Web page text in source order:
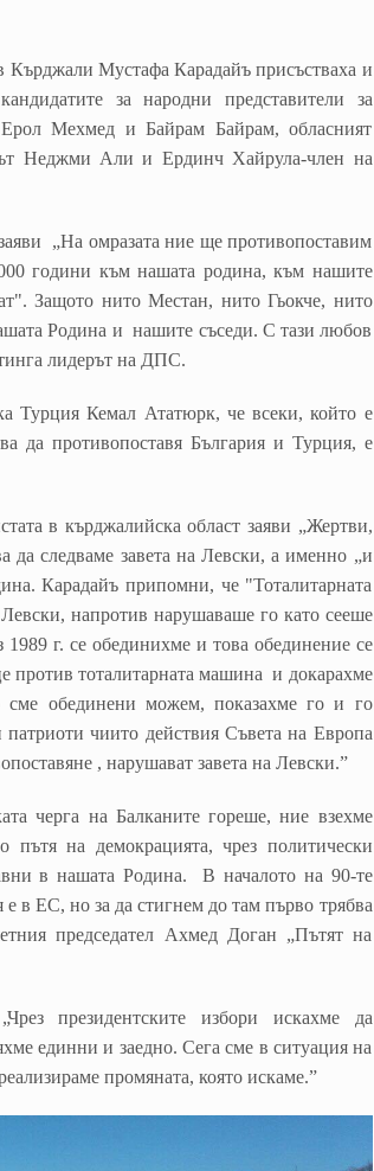
Кърджали Мустафа Карадайъ присъстваха и
за народни представители за
Мехмед и Байрам Байрам, обласният
Неджми Али и Ердинч Хайрула-член на
„На омразата ние ще противопоставим
години към нашата родина, към нашите
Защото нито Местан, нито Гьокче, нито
Родина и нашите съседи. С тази любов
лидерът на ДПС.
Турция Кемал Ататюрк, че всеки, който е
да противопоставя България и Турция, е
в кърджалийска област заяви „Жертви,
да следваме завета на Левски, а именно „и
Карадайъ припомни, че "Тоталитарната
напротив нарушаваше го като сееше
г. се обединихме и това обединение се
против тоталитарната машина и докарахме
обединени можем, показахме го и го
чиито действия Съвета на Европа
, нарушават завета на Левски.”
черга на Балканите гореше, ние взехме
на демокрацията, чрез политически
в нашата Родина. В началото на 90-те
е в ЕС, но за да стигнем до там първо трябва
председател Ахмед Доган „Пътят на
президентските избори искахме да
единни и заедно. Сега сме в ситуация на
промяната, която искаме.”